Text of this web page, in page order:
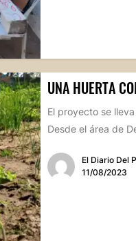
UNA HUERTA
El proyecto se
Desde el área de
El Diario Del
11/08/2023